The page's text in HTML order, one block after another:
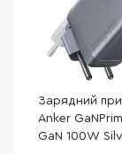
Зарядний
Anker
GaN 100W